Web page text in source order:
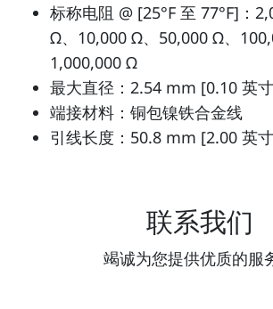
标称电阻 @ [25°F 至 77°F]：
Ω、10,000 Ω、50,000 Ω、
1,000,000 Ω
最大直径：2.54 mm [0.10 英
端接材料：铜包镍铁合金线
引线长度：50.8 mm [2.00 英
联系我们
竭诚为您提供优质的服